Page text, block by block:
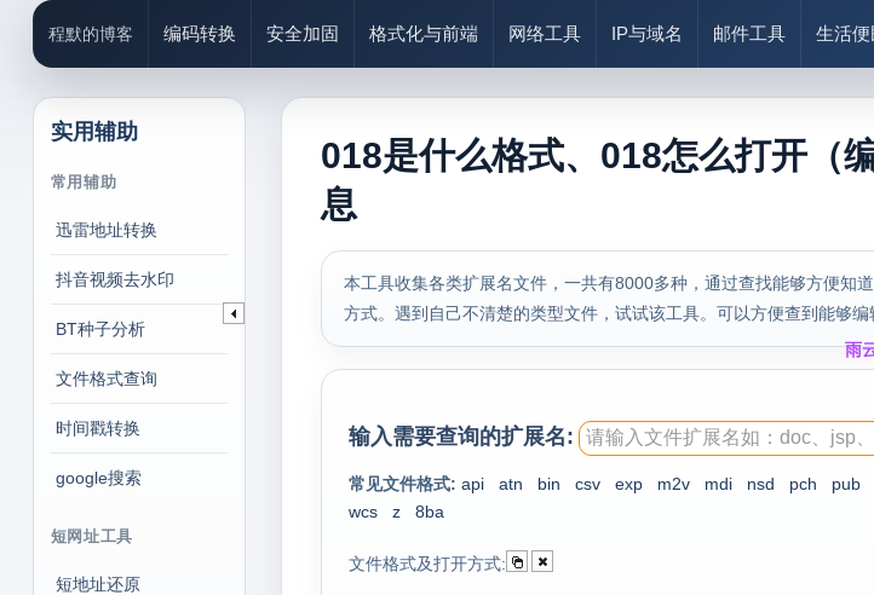
程默的博客 编码转换 安全加固 格式化与前端 网络工具 IP与域名 邮件工具 生活便
实用辅助
常用辅助
迅雷地址转换
抖音视频去水印
BT种子分析
文件格式查询
时间戳转换
google搜索
短网址工具
短地址还原
018是什么格式、018怎么打开（
息
本工具收集各类扩展名文件，一共有8000多种，通过查找能够方便知
方式。遇到自己不清楚的类型文件，试试该工具。可以方便查到能够编
雨
输入需要查询的扩展名:
常见文件格式: api atn bin csv exp m2v mdi nsd pch pub
wcs
z 8ba
文件格式及打开方式: